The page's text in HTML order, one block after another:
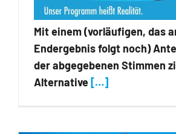
Mit einem (vorläufigen, das
Endergebnis folgt noch)
der abgegebenen Stimmen
Alternative […]